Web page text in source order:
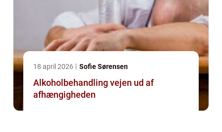
18 april 2026 Sofie Sørensen
Alkoholbehandling vejen ud af
afhængigheden